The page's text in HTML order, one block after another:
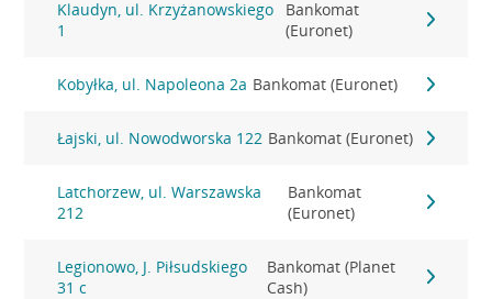
Klaudyn, ul. Krzyżanowskiego
1
Bankomat
(Euronet)
Kobyłka, ul. Napoleona 2a Bankomat (Euronet)
Łajski, ul. Nowodworska 122 Bankomat (Euronet)
Latchorzew, ul. Warszawska
212
Bankomat
(Euronet)
Legionowo, J. Piłsudskiego
31 c
Bankomat (Planet
Cash)